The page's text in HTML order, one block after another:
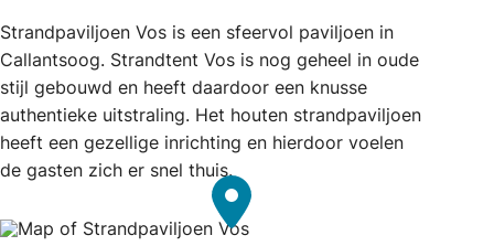
Strandpaviljoen Vos is een sfeervol paviljoen in
Callantsoog. Strandtent Vos is nog geheel in oude
stijl gebouwd en heeft daardoor een knusse
authentieke uitstraling. Het houten strandpaviljoen
heeft een gezellige inrichting en hierdoor voelen
de gasten zich er snel thuis.